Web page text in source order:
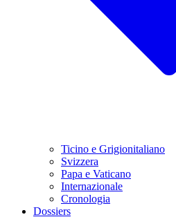
Ticino e Grigionitaliano
Svizzera
Papa e Vaticano
Internazionale
Cronologia
Dossiers